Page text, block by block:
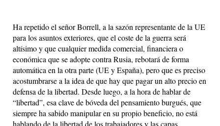
Ha repetido el señor Borrell, a la sazón representante de la UE
para los asuntos exteriores, que el coste de la guerra será
altísimo y que cualquier medida comercial, financiera o
económica que se adopte contra Rusia, rebotará de forma
automática en la otra parte (UE y España), pero que es preciso
acostumbrarse a la idea de que hay que pagar un alto precio en
defensa de la libertad. Desde luego, a la hora de hablar de
“libertad”, esa clave de bóveda del pensamiento burgués, que
siempre ha sabido manipular en su propio beneficio, no está
hablando de la libertad de los trabajadores y las capas